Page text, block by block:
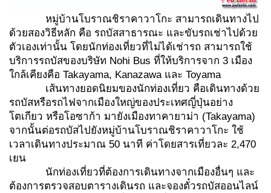
หมู่บ้านโบราณชิราคาวาโกะ สามารถเดินทางไป
ด้วยสองวิธีหลัก คือ รถบัสสาธารณะ และขับรถเช่าไปด้วย
ตัวเองเท่านั้น โดยนักท่องเที่ยวที่ไม่ได้เช่ารถ สามารถใช้
บริการรถบัสของบริษัท Nohi Bus ที่ให้บริการจาก 3 เมือง
ใกล้เคียงคือ Takayama, Kanazawa และ Toyama
เส้นทางยอดนิยมของนักท่องเที่ยว คือเดินทางด้วย
รถบัสหรือรถไฟจากเมืองใหญ่ของประเทศญี่ปุ่นอย่าง
โตเกียว หรือโอซาก้า มายังเมืองทาคายาม่า (Takayama)
จากนั้นต่อรถบัสไปยังหมู่บ้านโบราณชิราคาวาโกะ ใช้
เวลาเดินทางประมาณ 50 นาที ค่าโดยสารเที่ยวละ 2,470
เยน
นักท่องเที่ยวที่ต้องการเดินทางจากเมืองอื่นๆ และ
ต้องการตรวจสอบตารางเดินรถ และจองตั๋วรถบัสออนไลน์